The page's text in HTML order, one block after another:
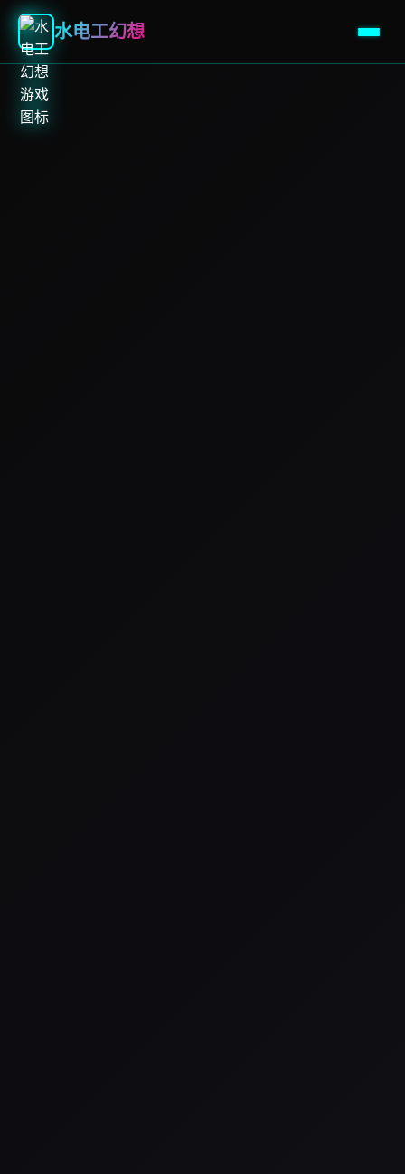
水电工幻想